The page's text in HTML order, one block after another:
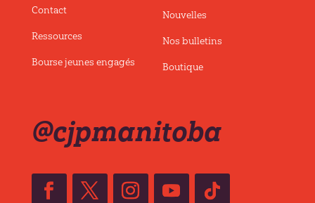
Contact
Ressources
Bourse jeunes engagés
Nouvelles
Nos bulletins
Boutique
@cjpmanitoba